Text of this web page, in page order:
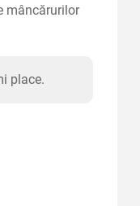
mâncărurilor
place.